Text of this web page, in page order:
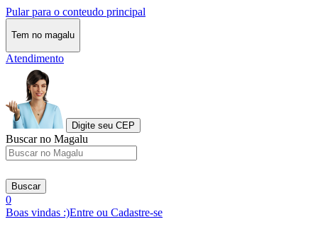
Pular para o conteudo principal
Tem no magalu
Atendimento
Digite seu CEP
Buscar no Magalu
Buscar
0
Boas vindas :)Entre ou Cadastre-se